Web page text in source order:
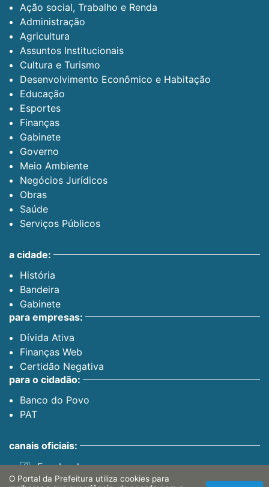
Ação social, Trabalho e Renda
Administração
Agricultura
Assuntos Institucionais
Cultura e Turismo
Desenvolvimento Econômico e Habitação
Educação
Esportes
Finanças
Gabinete
Governo
Meio Ambiente
Negócios Jurídicos
Obras
Saúde
Serviços Públicos
a cidade:
História
Bandeira
Gabinete
para empresas:
Dívida Ativa
Finanças Web
Certidão Negativa
para o cidadão:
Banco do Povo
PAT
canais oficiais:
Facebook
Instagram
O Portal da Prefeitura utiliza cookies para